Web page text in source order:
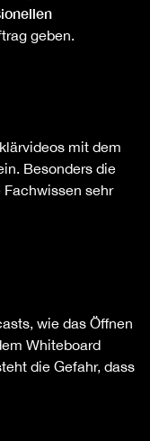
geben.
mit dem
Besonders die
sehr
wie das Öffnen
Whiteboard
die Gefahr, dass